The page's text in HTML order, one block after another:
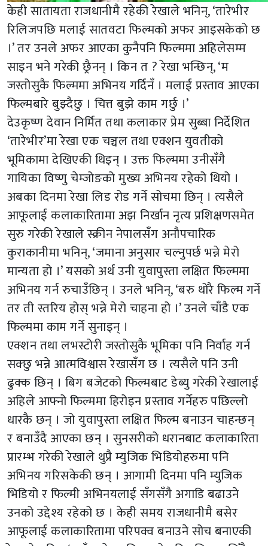
केही सातायता राजधानीमै रहेकी रेखाले भनिन्, ‘तारेभीर
रिलिजपछि मलाई सातवटा फिल्मको अफर आइसकेको छ
।’ तर उनले अफर आएका कुनैपनि फिल्ममा अहिलेसम्म
साइन भने गरेकी छ्रैनन् । किन त ? रेखा भन्छिन्, ‘म
जस्तोसुकै फिल्ममा अभिनय गर्दिनँ । मलाई प्रस्ताव आएका
फिल्मबारे बुझ्दैछु । चित्त बुझे काम गर्छु ।’
देउकृष्ण देवान निर्मित तथा कलाकार प्रेम सुब्बा निर्देशित
‘तारेभीर’मा रेखा एक चञ्चल तथा एक्शन युवतीको
भूमिकामा देखिएकी थिइन् । उक्त फिल्ममा उनीसँगै
गायिका विष्णु चेम्जोङको मुख्य अभिनय रहेको थियो ।
अबका दिनमा रेखा लिड रोड गर्ने सोचमा छिन् । त्यसैले
आफूलाई कलाकारितामा अझ निर्खान नृत्य प्रशिक्षणसमेत
सुरु गरेकी रेखाले स्क्रीन नेपालसँग अनौपचारिक
कुराकानीमा भनिन्, ‘जमाना अनुसार चल्नुपर्छ भन्ने मेरो
मान्यता हो ।’ यसको अर्थ उनी युवापुस्ता लक्षित फिल्ममा
अभिनय गर्न रुचाउँछिन् । उनले भनिन्, ‘बरु थोरै फिल्म गर्ने
तर ती स्तरिय होस् भन्ने मेरो चाहना हो ।’ उनले चाँडै एक
फिल्ममा काम गर्ने सुनाइन् ।
एक्शन तथा लभस्टोरी जस्तोसुकै भूमिका पनि निर्वाह गर्न
सक्छु भन्ने आत्मविश्वास रेखासँग छ । त्यसैले पनि उनी
ढुक्क छिन् । बिग बजेटको फिल्मबाट डेब्यु गरेकी रेखालाई
अहिले आफ्नो फिल्ममा हिरोइन प्रस्ताव गर्नेहरु पछिल्लो
धारकै छन् । जो युवापुस्ता लक्षित फिल्म बनाउन चाहन्छन्
र बनाउँदै आएका छन् । सुनसरीको धरानबाट कलाकारिता
प्रारम्भ गरेकी रेखाले थुप्रै म्युजिक भिडियोहरुमा पनि
अभिनय गरिसकेकी छन् । आगामी दिनमा पनि म्युजिक
भिडियो र फिल्मी अभिनयलाई सँगसँगै अगाडि बढाउने
उनको उद्देश्य रहेको छ । केही समय राजधानीमै बसेर
आफूलाई कलाकारितामा परिपक्व बनाउने सोच बनाएकी